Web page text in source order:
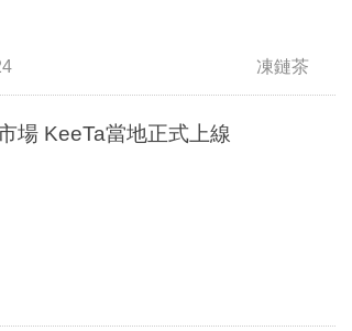
凍鏈茶
美團進軍沙特外賣市場 KeeTa當地正式上線